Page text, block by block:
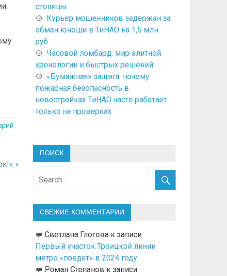
»
столицы
Курьер мошенников задержан за
обман юноши в ТиНАО на 1,5 млн
руб.
Часовой ломбард: мир элитной
хронологии и быстрых решений
«Бумажная» защита: почему
пожарная безопасность в
новостройках ТиНАО часто работает
только на проверках
ПОИСК
СВЕЖИЕ КОММЕНТАРИИ
Светлана Глотовак записи
Первый участок Троицкой линии
метро «поедет» в 2024 году
Роман Степанов к записи